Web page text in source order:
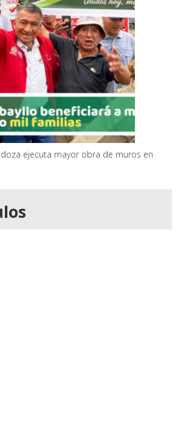
ejecuta mayor obra de muros en